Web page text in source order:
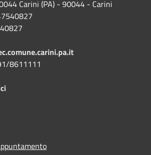
Carini (PA) - 90044 - Carini
8611111